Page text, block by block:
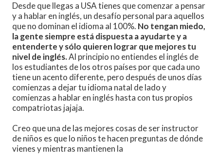
Desde que llegas a USA tienes que comenzar a pensar
y a hablar en inglés, un desafío personal para aquellos
que no dominan el idioma al 100%. No tengan miedo,
la gente siempre está dispuesta a ayudarte y a
entenderte y sólo quieren lograr que mejores tu
nivel de inglés.Al principio no entiendes el inglés de
los estudiantes de los otros países por que cada uno
tiene un acento diferente, pero después de unos días
comienzas a dejar tu idioma natal de lado y
comienzas a hablar en inglés hasta con tus propios
compatriotas jajaja.
Creo que una de las mejores cosas de ser instructor
de niños es que lo niños te hacen preguntas de dónde
vienes y mientras mantienen la